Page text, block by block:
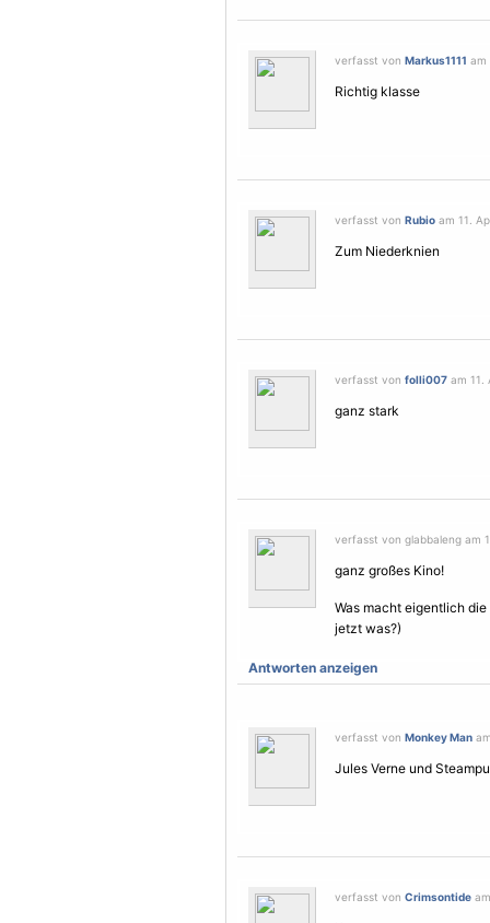
verfasst von Markus1111 am
Richtig klasse
verfasst von Rubio am 11.
Zum Niederknien
verfasst von folli007 am 11.
ganz stark
verfasst von glabbaleng am
ganz großes Kino!
Was macht eigentlich
jetzt was?)
Antworten anzeigen
verfasst von Monkey Man
Jules Verne und
verfasst von Crimsontide